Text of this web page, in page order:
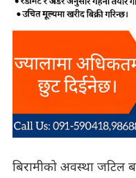
बिरामीको अवस्था जटिल